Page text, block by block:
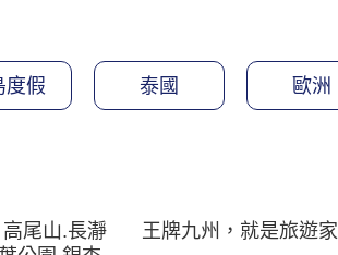
度假 泰國 歐洲
高尾山.長瀞
王牌九州，就是旅遊家